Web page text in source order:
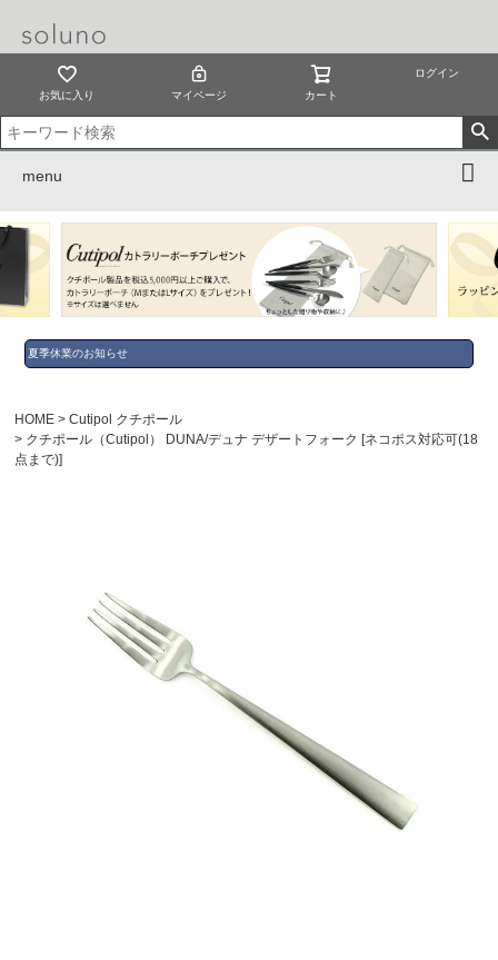
お気に入り マイページ カート
ログイン
menu
夏季休業のお知らせ
HOME
Cutipol クチポール
クチポール（Cutipol） DUNA/デュナ デザートフォーク [ネコポス対応可(18
点まで)]